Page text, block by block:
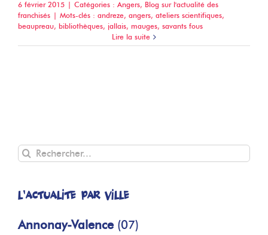
6 février 2015 | Catégories : Angers, Blog sur l'actualité des
franchisés | Mots-clés : andreze, angers, ateliers scientifiques,
beaupreau, bibliothèques, jallais, mauges, savants fous
Lire la suite
Rechercher
L'actualité par ville
Annonay-Valence (07)